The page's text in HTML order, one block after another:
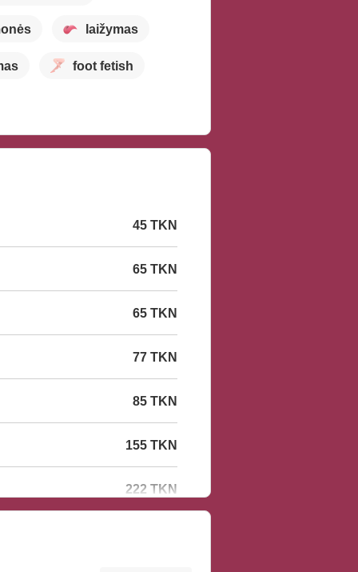
laižymas
foot fetish
45 TKN
65 TKN
65 TKN
77 TKN
85 TKN
155 TKN
222 TKN